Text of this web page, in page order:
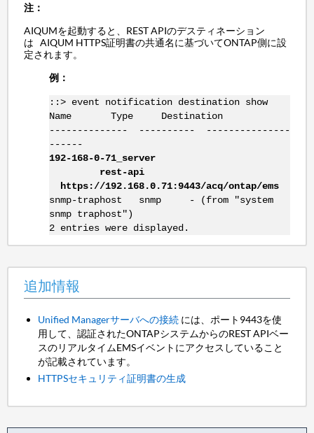
注：
AIQUMを起動すると、REST APIのデスティネーション
は AIQUM HTTPS証明書の共通名に基づいてONTAP側に設
定されます。
例：
::> event notification destination show
Name Type Destination
-------------- ---------- ---------------
------
192-168-0-71_server
rest-api
https://192.168.0.71:9443/acq/ontap/ems
snmp-traphost snmp - (from "system
snmp traphost")
2 entries were displayed.
追加情報
Unified Managerサーバへの接続 には、ポート9443を使
用して、認証されたONTAPシステムからのREST APIベー
スのリアルタイムEMSイベントにアクセスしていること
が記載されています。
HTTPSセキュリティ証明書の生成